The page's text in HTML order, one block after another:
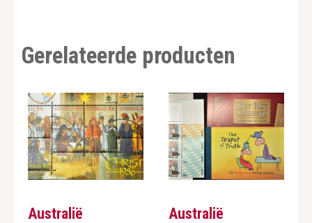
Gerelateerde producten
Australië
Australië